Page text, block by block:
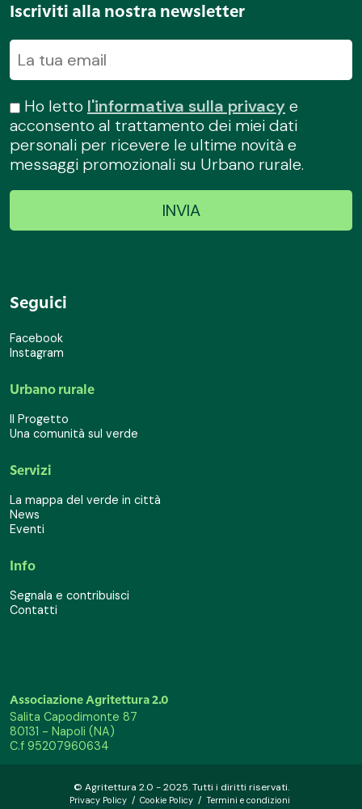
Iscriviti alla nostra newsletter
Ho letto l'informativa sulla privacye
acconsento al trattamento dei miei dati
personali per ricevere le ultime novità e
messaggi promozionali su Urbano rurale.
Seguici
Facebook
Instagram
Urbano rurale
Il Progetto
Una comunità sul verde
Servizi
La mappa del verde in città
News
Eventi
Info
Segnala e contribuisci
Contatti
Associazione Agritettura 2.0
Salita Capodimonte 87
80131 - Napoli (NA)
C.f 95207960634
© Agritettura 2.0 - 2025. Tutti i diritti riservati.
Privacy Policy / Cookie Policy / Termini e condizioni